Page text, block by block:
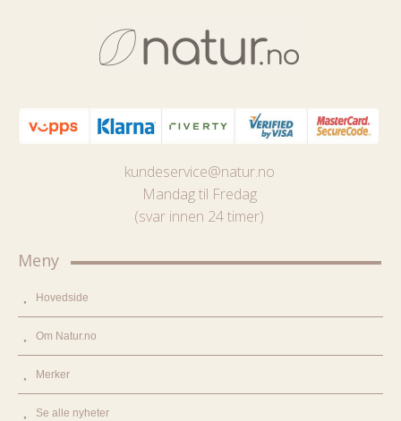
kundeservice@natur.no
Mandag til Fredag
(svar innen 24 timer)
Meny
Hovedside
Om Natur.no
Merker
Se alle nyheter